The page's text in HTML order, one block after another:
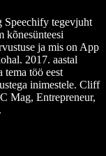
Speechify tegevjuht
kõnesünteesi
ja mis on App
2017. aastal
töö eest
inimestele. Cliff
Mag, Entrepreneur,